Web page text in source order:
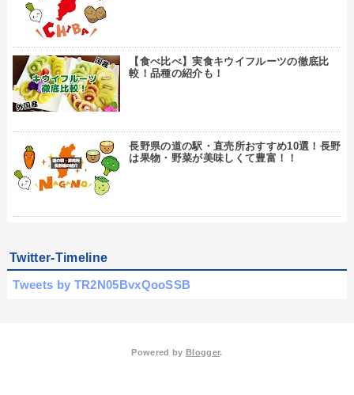
【食べ比べ】実食キウイフルーツの徹底比
較！品種の紹介も！
長野県の道の駅・直売所おすすめ10選！長野
は果物・野菜が美味しくて豊富！！
Twitter-Timeline
Tweets by TR2N05BvxQooSSB
Powered by Blogger.